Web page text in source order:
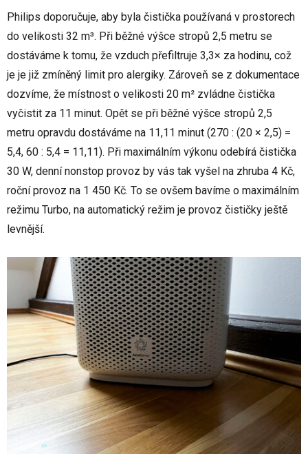
Philips doporučuje, aby byla čistička používaná v prostorech
do velikosti 32 m³. Při běžné výšce stropů 2,5 metru se
dostáváme k tomu, že vzduch přefiltruje 3,3× za hodinu, což
je je již zmíněný limit pro alergiky. Zároveň se z dokumentace
dozvíme, že místnost o velikosti 20 m² zvládne čistička
vyčistit za 11 minut. Opět se při běžné výšce stropů 2,5
metru opravdu dostáváme na 11,11 minut (270 : (20 × 2,5) =
5,4, 60 : 5,4 = 11,11). Při maximálním výkonu odebírá čistička
30 W, denní nonstop provoz by vás tak vyšel na zhruba 4 Kč,
roční provoz na 1 450 Kč. To se ovšem bavíme o maximálním
režimu Turbo, na automatický režim je provoz čističky ještě
levnější.